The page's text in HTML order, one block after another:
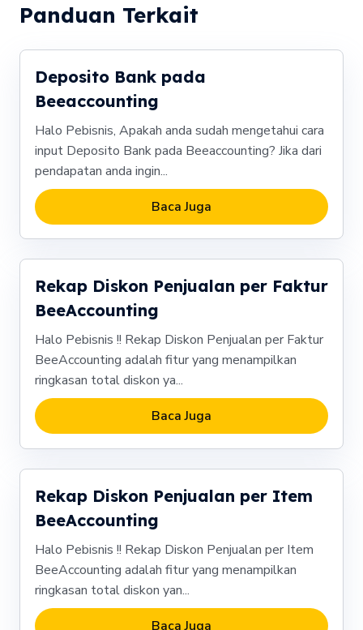
Panduan Terkait
Deposito Bank pada
Beeaccounting
Halo Pebisnis, Apakah anda sudah mengetahui cara
input Deposito Bank pada Beeaccounting? Jika dari
pendapatan anda ingin...
Baca Juga
Rekap Diskon Penjualan per Faktur
BeeAccounting
Halo Pebisnis !! Rekap Diskon Penjualan per Faktur
BeeAccounting adalah fitur yang menampilkan
ringkasan total diskon ya...
Baca Juga
Rekap Diskon Penjualan per Item
BeeAccounting
Halo Pebisnis !! Rekap Diskon Penjualan per Item
BeeAccounting adalah fitur yang menampilkan
ringkasan total diskon yan...
Baca Juga